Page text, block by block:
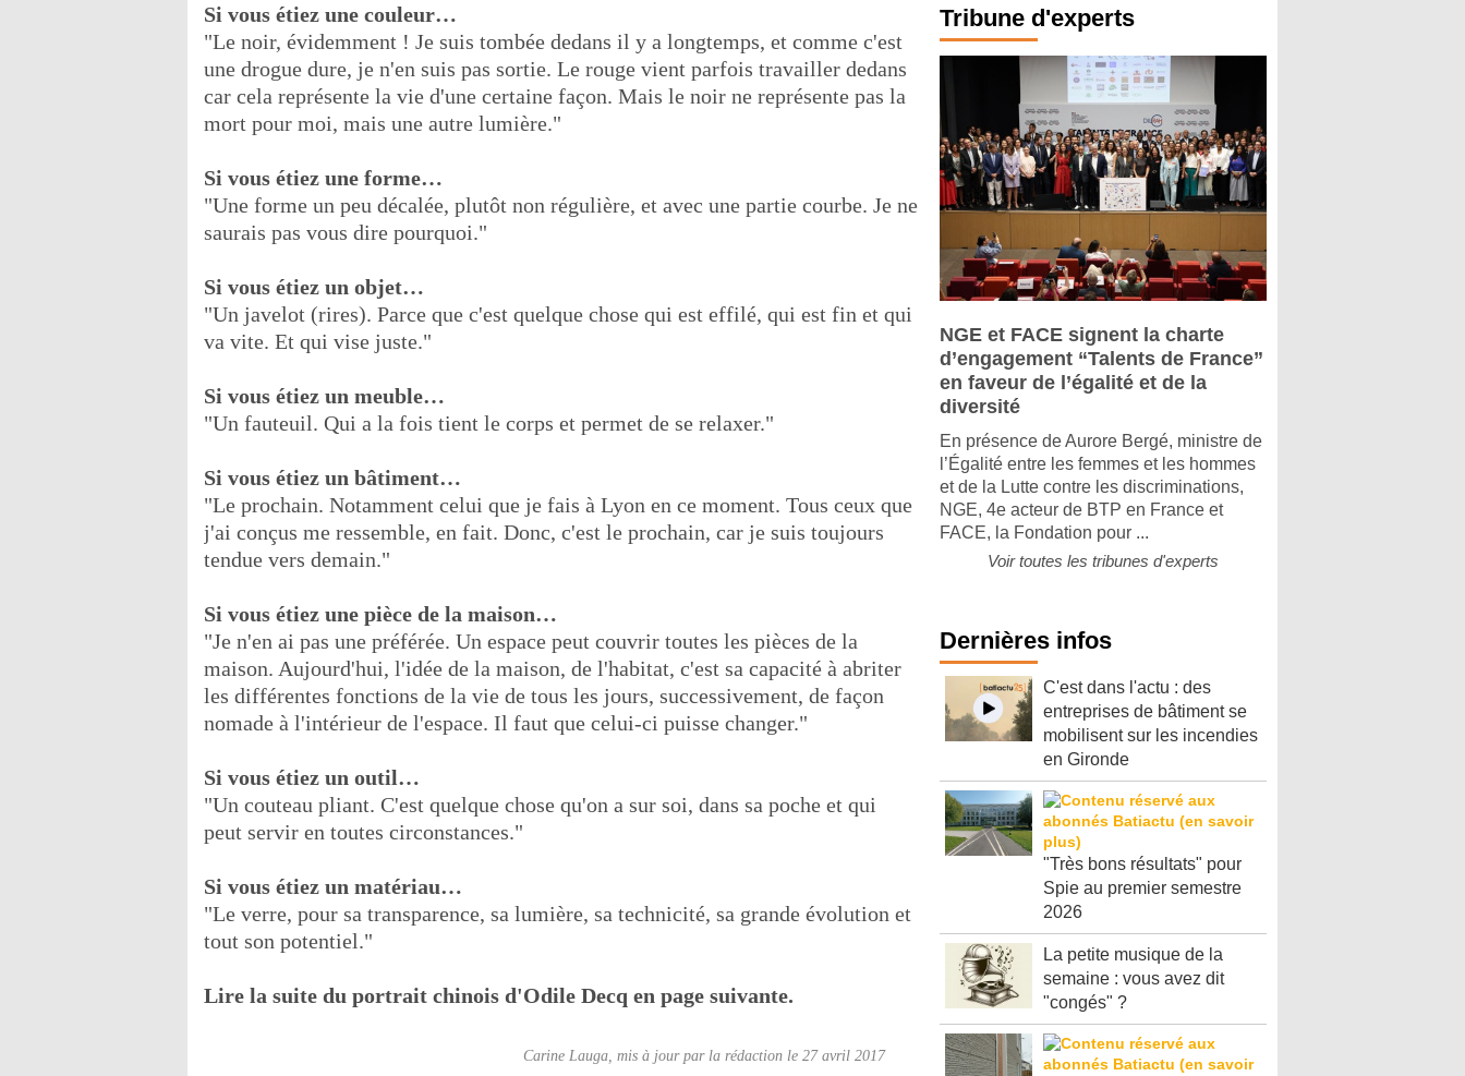
Si vous étiez une couleur…
"Le noir, évidemment ! Je suis tombée dedans il y a longtemps, et comme c'est
une drogue dure, je n'en suis pas sortie. Le rouge vient parfois travailler dedans
car cela représente la vie d'une certaine façon. Mais le noir ne représente pas la
mort pour moi, mais une autre lumière."
Si vous étiez une forme…
"Une forme un peu décalée, plutôt non régulière, et avec une partie courbe. Je ne
saurais pas vous dire pourquoi."
Si vous étiez un objet…
"Un javelot (rires). Parce que c'est quelque chose qui est effilé, qui est fin et qui
va vite. Et qui vise juste."
Si vous étiez un meuble…
"Un fauteuil. Qui a la fois tient le corps et permet de se relaxer."
Si vous étiez un bâtiment…
"Le prochain. Notamment celui que je fais à Lyon en ce moment. Tous ceux que
j'ai conçus me ressemble, en fait. Donc, c'est le prochain, car je suis toujours
tendue vers demain."
Si vous étiez une pièce de la maison…
"Je n'en ai pas une préférée. Un espace peut couvrir toutes les pièces de la
maison. Aujourd'hui, l'idée de la maison, de l'habitat, c'est sa capacité à abriter
les différentes fonctions de la vie de tous les jours, successivement, de façon
nomade à l'intérieur de l'espace. Il faut que celui-ci puisse changer."
Si vous étiez un outil…
"Un couteau pliant. C'est quelque chose qu'on a sur soi, dans sa poche et qui
peut servir en toutes circonstances."
Si vous étiez un matériau…
"Le verre, pour sa transparence, sa lumière, sa technicité, sa grande évolution et
tout son potentiel."
Lire la suite du portrait chinois d'Odile Decq en page suivante.
Carine Lauga, mis à jour par la rédaction le 27 avril 2017
Tribune d'experts
NGE et FACE signent la charte
d’engagement “Talents de France”
en faveur de l’égalité et de la
diversité
En présence de Aurore Bergé, ministre de
l’Égalité entre les femmes et les hommes
et de la Lutte contre les discriminations,
NGE, 4e acteur de BTP en France et
FACE, la Fondation pour ...
Voir toutes les tribunes d'experts
Dernières infos
C'est dans l'actu : des
entreprises de bâtiment se
mobilisent sur les incendies
en Gironde
"Très bons résultats" pour
Spie au premier semestre
2026
La petite musique de la
semaine : vous avez dit
"congés" ?